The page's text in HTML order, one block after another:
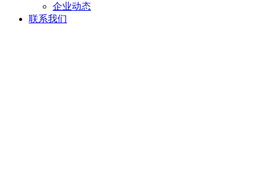
企业动态
联系我们